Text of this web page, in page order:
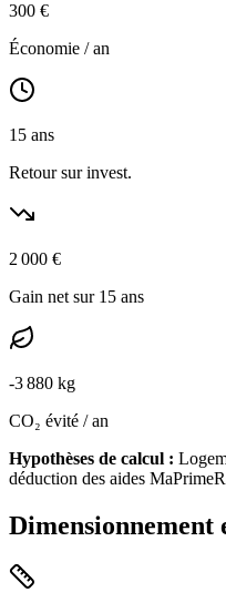
300 €
Économie / an
15 ans
Retour sur invest.
2 000 €
Gain net sur 15 ans
-3 880 kg
CO₂ évité / an
Hypothèses de calcul :
déduction des aides
Dimensionnement